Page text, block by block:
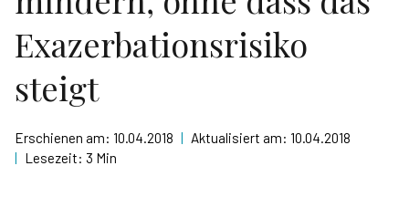
Exazerbationsrisiko
steigt
Erschienen am: 10.04.2018 | Aktualisiert am: 10.04.2018
| Lesezeit: 3 Min